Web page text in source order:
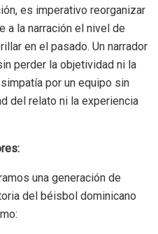
es imperativo reorganizar
a la narración el nivel de
en el pasado. Un narrador
perder la objetividad ni la
por un equipo sin
del relato ni la experiencia
una generación de
del béisbol dominicano